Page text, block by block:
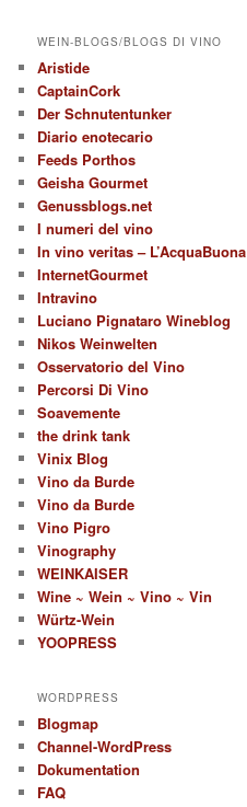
WEIN-BLOGS/BLOGS DI VINO
Aristide
CaptainCork
Der Schnutentunker
Diario enotecario
Feeds Porthos
Geisha Gourmet
Genussblogs.net
I numeri del vino
In vino veritas – L’AcquaBuona
InternetGourmet
Intravino
Luciano Pignataro Wineblog
Nikos Weinwelten
Osservatorio del Vino
Percorsi Di Vino
Soavemente
the drink tank
Vinix Blog
Vino da Burde
Vino da Burde
Vino Pigro
Vinography
WEINKAISER
Wine ~ Wein ~ Vino ~ Vin
Würtz-Wein
YOOPRESS
WORDPRESS
Blogmap
Channel-WordPress
Dokumentation
FAQ